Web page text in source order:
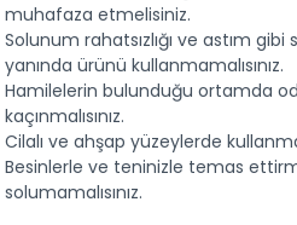
muhafaza etmelisiniz.
Solunum rahatsızlığı ve astım gibi
yanında ürünü kullanmamalısınız.
Hamilelerin bulunduğu ortamda
kaçınmalısınız.
Cilalı ve ahşap yüzeylerde
Besinlerle ve teninizle temas
solumamalısınız.